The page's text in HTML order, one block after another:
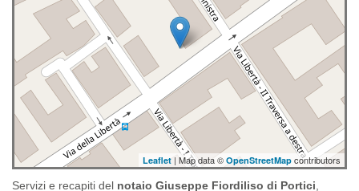
Leaflet | Map data © OpenStreetMap contributors
Servizi e recapiti del notaio Giuseppe Fiordiliso di Portici